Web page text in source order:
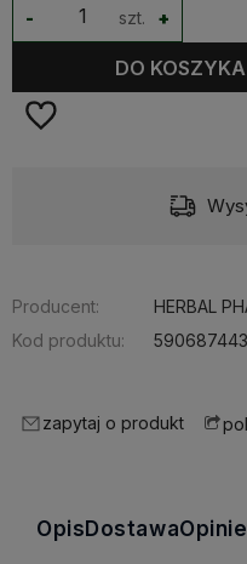
szt. +
-
DO KOSZYKA
Producent:
HERBAL
Kod produktu:
zapytaj o produkt
Opis DostawaOpinie